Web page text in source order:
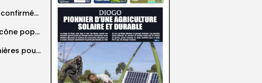
Crise migratoire à Ceuta : 67 décès confirmés, retour en nombre des...
Birame Ousmane Fall, alias Hamza : l’icône populaire du Grand Magal
Magal de Touba : l’ardeur des cuisinières pour relever le défi de...